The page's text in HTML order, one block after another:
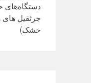
دستگاه‌های
جرثقیل های
خشک)